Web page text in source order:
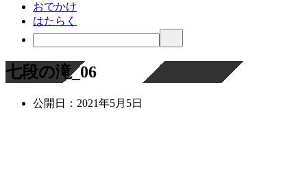
おでかけ
はたらく
七段の滝_06
公開日： 2021年5月5日